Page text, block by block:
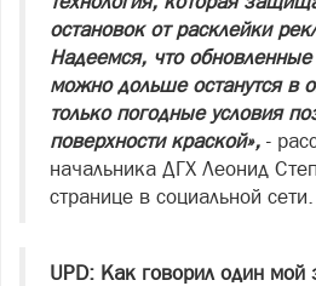
остановок от расклейки
Надеемся, что
можно дольше останутся в
только погодные условия
поверхности краской», -
начальника ДГХ Леонид
странице в социальной сети.
UPD: Как говорил один